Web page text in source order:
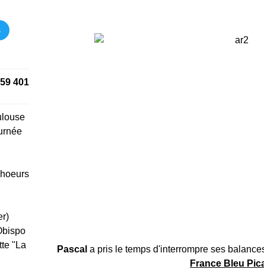
401
"La
Pascal a pris le temps d'interrompre ses
France Bleu